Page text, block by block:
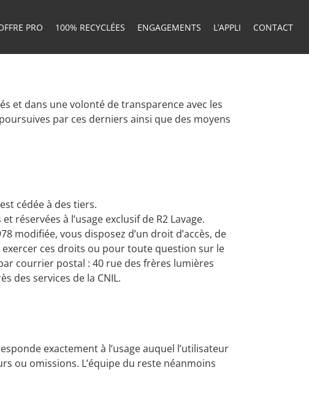
PRO 100% RECYCLÉES ENGAGEMENTS L’APPLI CONTACT
et dans une volonté de transparence avec les
par ces derniers ainsi que des moyens
cédée à des tiers.
à l’usage exclusif de R2 Lavage.
modifiée, vous disposez d’un droit d’accès, de
ces droits ou pour toute question sur le
courrier postal : 40 rue des frères lumières
des services de la CNIL.
exactement à l’usage auquel l’utilisateur
ou omissions. L’équipe du reste néanmoins